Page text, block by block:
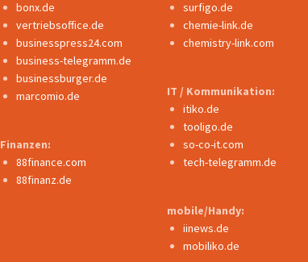
bonx.de
vertriebsoffice.de
businesspress24.com
business-telegramm.de
businessburger.de
marcomio.de
Finanzen:
88finance.com
88finanz.de
surfigo.de
chemie-link.de
chemistry-link.com
IT / Kommunikation:
itiko.de
tooligo.de
so-co-it.com
tech-telegramm.de
mobile/Handy:
iinews.de
mobiliko.de